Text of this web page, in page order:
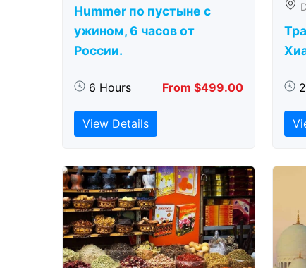
Hummer по пустыне с
ужином, 6 часов от
России.
6 Hours From $499.00
View Details